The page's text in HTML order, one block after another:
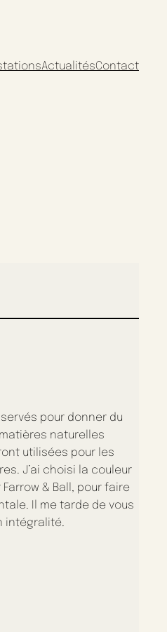
ActualitésContact
pour donner du
naturelles
utilisées pour les
J’ai choisi la couleur
& Ball, pour faire
Il me tarde de vous
intégralité.